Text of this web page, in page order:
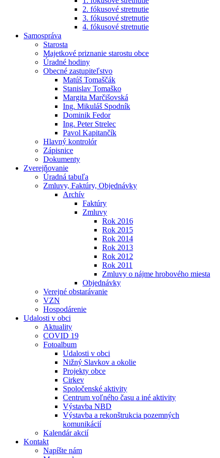
2. fókusové stretnutie
3. fókusové stretnutie
4. fókusové stretnutie
Samospráva
Starosta
Majetkové priznanie starostu obce
Úradné hodiny
Obecné zastupiteľstvo
Matúš Tomaščák
Stanislav Tomaško
Margita Marčišovská
Ing. Mikuláš Spodník
Dominik Fedor
Ing. Peter Strelec
Pavol Kapitančík
Hlavný kontrolór
Zápisnice
Dokumenty
Zverejňovanie
Úradná tabuľa
Zmluvy, Faktúry, Objednávky
Archív
Faktúry
Zmluvy
Rok 2016
Rok 2015
Rok 2014
Rok 2013
Rok 2012
Rok 2011
Zmluvy o nájme hrobového miesta
Objednávky
Verejné obstarávanie
VZN
Hospodárenie
Udalosti v obci
Aktuality
COVID 19
Fotoalbum
Udalosti v obci
Nižný Slavkov a okolie
Projekty obce
Cirkev
Spoločenské aktivity
Centrum voľného času a iné aktivity
Výstavba NBD
Výstavba a rekonštrukcia pozemných
komunikácií
Kalendár akcií
Kontakt
Napíšte nám